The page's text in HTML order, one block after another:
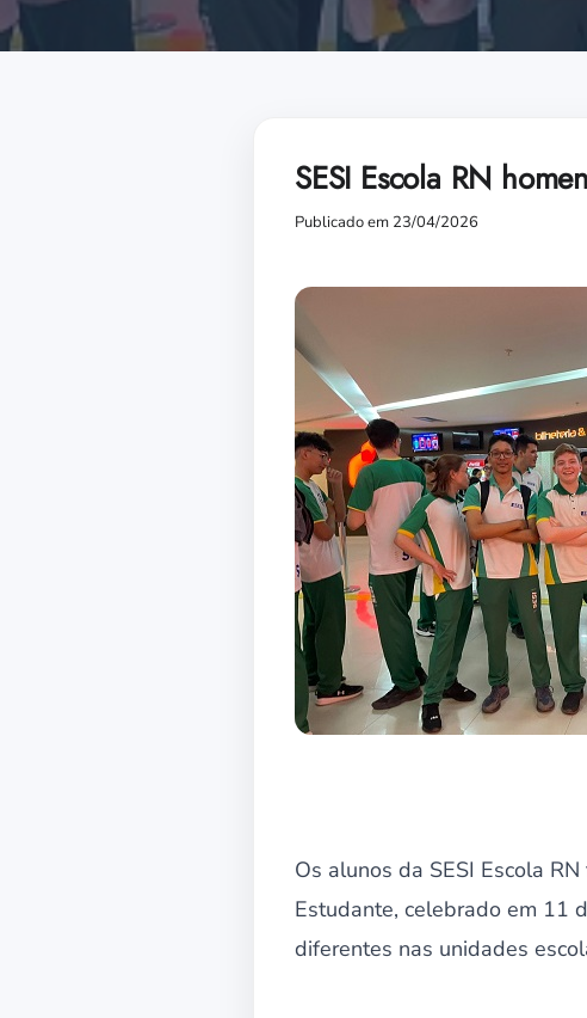
SESI Escola RN
Publicado em 23/04/2026
Os alunos da SESI Escola
Estudante, celebrado em 11
diferentes nas unidades